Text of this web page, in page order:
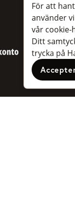
För att
använder
vår cookie-
Ditt
trycka på